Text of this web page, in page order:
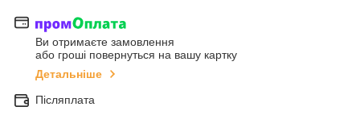
Ви отримаєте замовлення
або гроші повернуться на вашу картку
Детальніше
Післяплата